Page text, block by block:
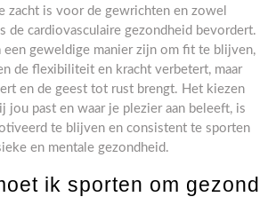
zacht is voor de gewrichten en zowel
de cardiovasculaire gezondheid bevordert.
een geweldige manier zijn om fit te blijven,
de flexibiliteit en kracht verbetert, maar
en de geest tot rust brengt. Het kiezen
jou past en waar je plezier aan beleeft, is
te blijven en consistent te sporten
en mentale gezondheid.
ik sporten om gezond